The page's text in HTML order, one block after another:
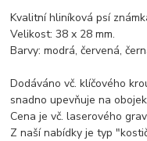
Kvalitní hliníková psí
Velikost: 38 x 28 mm.
Barvy: modrá, červená,
Dodáváno vč. klíčového
snadno upevňuje na
Cena je vč. laserového
Z naší nabídky je typ